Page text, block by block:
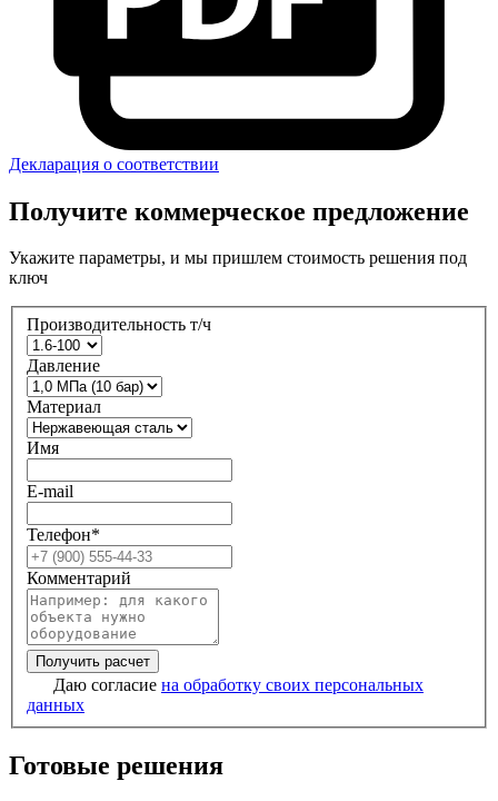
Декларация о соответствии
Получите коммерческое предложение
Укажите параметры, и мы пришлем стоимость решения под
ключ
Производительность т/ч
Давление
Материал
Имя
E-mail
Телефон*
Комментарий
Даю согласие на обработку своих персональных
данных
Готовые решения